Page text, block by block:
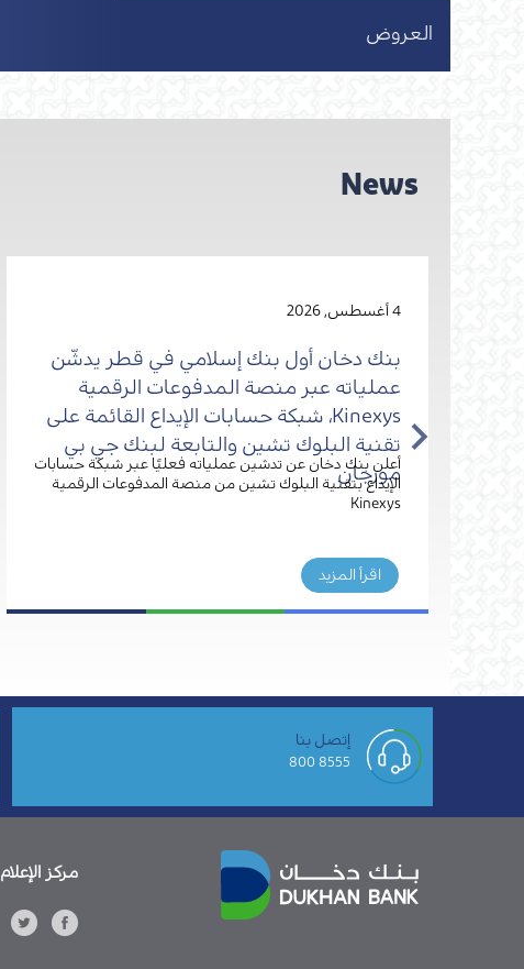
العروض
News
4 أغسطس, 2026
بنك دخان أول بنك إسلامي في قطر يدشّن
عملياته عبر منصة المدفوعات الرقمية
Kinexys، شبكة حسابات الإيداع القائمة على
تقنية البلوك تشين والتابعة لبنك جي بي
مورجان
أعلن بنك دخان عن تدشين عملياته فعليًا عبر شبكة حسابات
الإيداع بتقنية البلوك تشين من منصة المدفوعات الرقمية
Kinexys
اقرأ المزيد
إتصل بنا
8555 800
مركز الإعلام